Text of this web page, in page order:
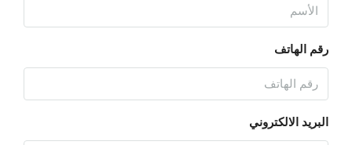
رقم الهاتف
البريد الالكتروني